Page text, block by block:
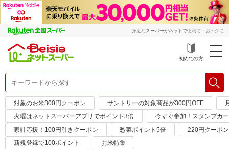
身近なスーパーがネットで便利に・おトクに
初めての方
対象のお米300円クーポン サントリーの対象商品が300円OFF
火曜はネットスーパーアプリでポイント3倍
今すぐ参加！スタンプカ
家計応援！100円引きクーポン
惣菜ポイント5倍
220円クーポ
新規登録で100ポイント
お米特集